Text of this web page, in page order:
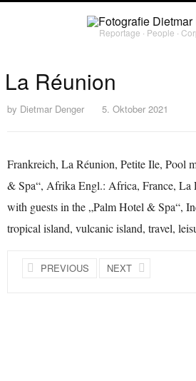
Reportage ∙ People ∙
La Réunion
by Dietmar Denger 5. Oktober 2021
Frankreich, La Réunion, Petite Ile, Pool
& Spa“, Afrika Engl.: Africa, France, La
with guests in the „Palm Hotel & Spa“,
tropical island, vulcanic island, travel,
PREVIOUS NEXT